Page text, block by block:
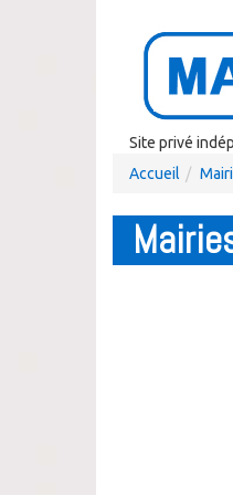
Site privé
Accueil